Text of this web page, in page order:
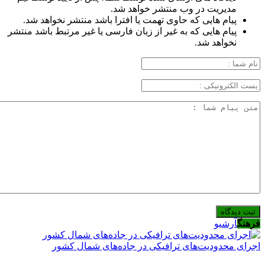
مدیریت در وب منتشر خواهد شد.
پیام هایی که حاوی تهمت یا افترا باشد منتشر نخواهد شد.
پیام هایی که به غیر از زبان فارسی یا غیر مرتبط باشد منتشر
نخواهد شد.
فرهنگآرشیو
اجرای محدودیت‌های ترافیکی در جاده‌های شمال کشور